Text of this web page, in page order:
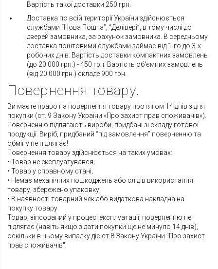
Вартість такої доставки 250 грн.
Доставка по всій території України здійснюється
службами “Нова Пошта”, “Делівері”, в тому числі до
дверей замовника, за рахунок замовника. В середньому
доставка поштовими службами займає від 1-го до 3-х
робочих днів. Вартість доставки компактних замовлень
(до 20 000 грн.) - 450 грн. Вартість об'ємних замовлень
(від 20 000 грн.) складе 900 грн.
Повернення товару.
Ви маєте право на повернення товару протягом 14 днів з дня
покупки (ст. 9 Закону України «Про захист прав споживачів»).
Поверненню підлягають вироби, придбані зі складу готової
продукції. Виріб, придбаний “під замовлення” поверненню та
обміну не підлягає!
Повернення товару здійснюється на таких умовах:
• Товар не експлуатувався;
• Товар у справному стані;
• Немає механічних пошкоджень або слідів використання
товару, збережено упаковку;
• В наявності товарний чек або видаткова накладна на
покупку товару.
Товар, зіпсований у процесі експлуатації, поверненню не
підлягає (навіть якщо з дати покупки ще не минуло 14 днів),
оскільки в цьому випадку діє ст.8 Закону України "Про захист
прав споживачів".